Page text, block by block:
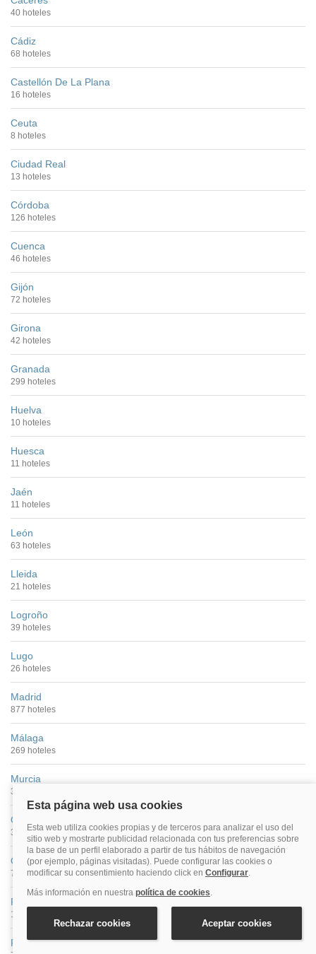
40 hoteles
Cádiz
68 hoteles
Castellón De La Plana
16 hoteles
Ceuta
8 hoteles
Ciudad Real
13 hoteles
Córdoba
126 hoteles
Cuenca
46 hoteles
Gijón
72 hoteles
Girona
42 hoteles
Granada
299 hoteles
Huelva
10 hoteles
Huesca
11 hoteles
Jaén
11 hoteles
León
63 hoteles
Lleida
21 hoteles
Logroño
39 hoteles
Lugo
26 hoteles
Madrid
877 hoteles
Málaga
269 hoteles
Murcia
33 hoteles
Ourense
35 hoteles
Oviedo
71 hoteles
Palencia
13 hoteles
Pamplona